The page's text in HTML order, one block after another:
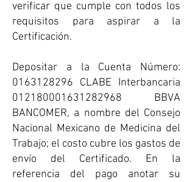
verificar que cumple con todos los
requisitos para aspirar a la
Certificación.
Depositar a la Cuenta Número:
0163128296 CLABE Interbancaria
012180001631282968 BBVA
BANCOMER, a nombre del Consejo
Nacional Mexicano de Medicina del
Trabajo; el costo cubre los gastos de
envío del Certificado. En la
referencia del pago anotar su